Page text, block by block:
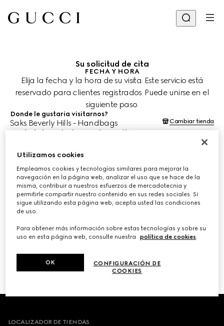
Su solicitud de cita
FECHA Y HORA
Elija la fecha y la hora de su visita. Este servicio está
reservado para clientes registrados. Puede unirse en el
siguiente paso.
Donde le gustaria visitarnos?
Saks Beverly Hills - Handbags Cambiar tienda
¿Cuándo le gustaría agendar su cita?
Las fechas y horas se muestran en la hora local de la tienda (PST) y
están sujetas a la confirmación del equipo de asesoría de clientes.
ELIJA EL HORARIO*
/3
Footer
LOCALIZADOR DE TIENDAS
Utilizamos cookies
Empleamos cookies y tecnologías similares para mejorar la
navegación en la página web, analizar el uso que se hace de la
misma, contribuir a nuestros esfuerzos de mercadotecnia y
permitirle compartir nuestro contenido en sus redes sociales. Si
sigue utilizando esta página web, acepta usted las condiciones
de uso.
Para obtener más información sobre estas tecnologías y sobre su
uso en esta página web, consulte nuestra
política de cookies.
CONFIGURACIÓN DE
COOKIES
OK